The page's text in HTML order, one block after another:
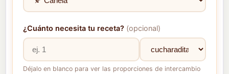
¿Cuánto necesita tu receta? (opcional)
Déjalo en blanco para ver las proporciones de intercambio